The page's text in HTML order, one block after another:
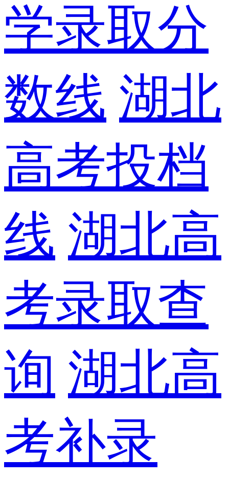
学录取分
数线 湖北
高考投档
线 湖北高
考录取查
询 湖北高
考补录